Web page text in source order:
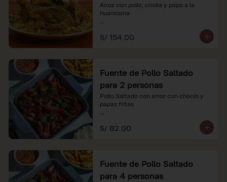
Arroz con pollo, criolla y papa a la
huancaína
*Nuestros precios están expresados en
soles e incluyen impuestos de ley y
S/ 154.00
Fuente de Pollo Saltado
para 2 personas
Pollo Saltado con arroz con choclo y
papas fritas
*Nuestros precios están expresados en
soles e incluyen impuestos de ley y
S/ 82.00
Fuente de Pollo Saltado
para 4 personas